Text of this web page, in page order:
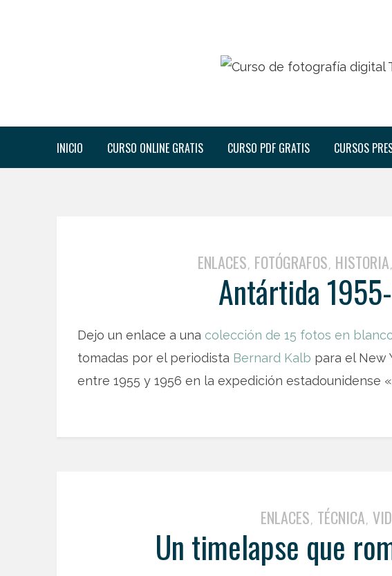
INICIO CURSO ONLINE GRATIS CURSO PDF GRATIS CURSOS
ENLACES, FOTÓGRAFOS, HISTORIA,
Antártida
Dejo un enlace a una colección de 15 fotos en
tomadas por el periodista Bernard Kalb para el New
entre 1955 y 1956 en la expedición estadounidense
ENLACES, TÉCNICA,
Un timelapse que